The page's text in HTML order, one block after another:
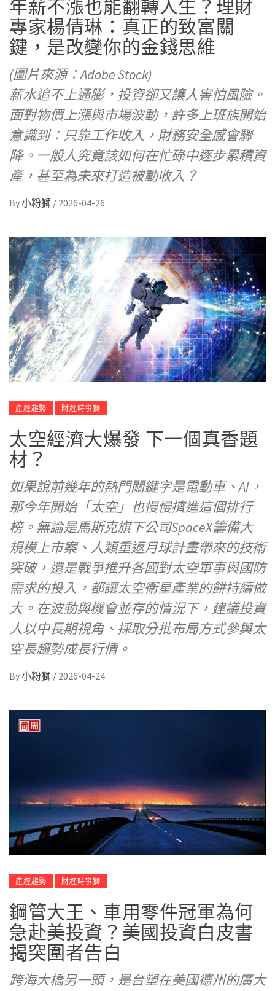
專家楊倩琳：真正的致富關
鍵，是改變你的金錢思維
(圖片來源：Adobe Stock)
薪水追不上通膨，投資卻又讓人害怕風險。
面對物價上漲與市場波動，許多上班族開始
意識到：只靠工作收入，財務安全感會驟
降。一般人究竟該如何在忙碌中逐步累積資
產，甚至為未來打造被動收入？
By小粉獅 / 2026-04-26
產經趨勢 財經時事獅
太空經濟大爆發 下一個真香題
材？
如果說前幾年的熱門關鍵字是電動車、AI，
那今年開始「太空」也慢慢擠進這個排行
榜。無論是馬斯克旗下公司SpaceX籌備大
規模上市案、人類重返月球計畫帶來的技術
突破，還是戰爭推升各國對太空軍事與國防
需求的投入，都讓太空衛星產業的餅持續做
大。在波動與機會並存的情況下，建議投資
人以中長期視角、採取分批布局方式參與太
空長趨勢成長行情。
By小粉獅 / 2026-04-24
產經趨勢 財經時事獅
鋼管大王、車用零件冠軍為何
急赴美投資？美國投資白皮書
揭突圍者告白
跨海大橋另一頭，是台塑在美國德州的廣大